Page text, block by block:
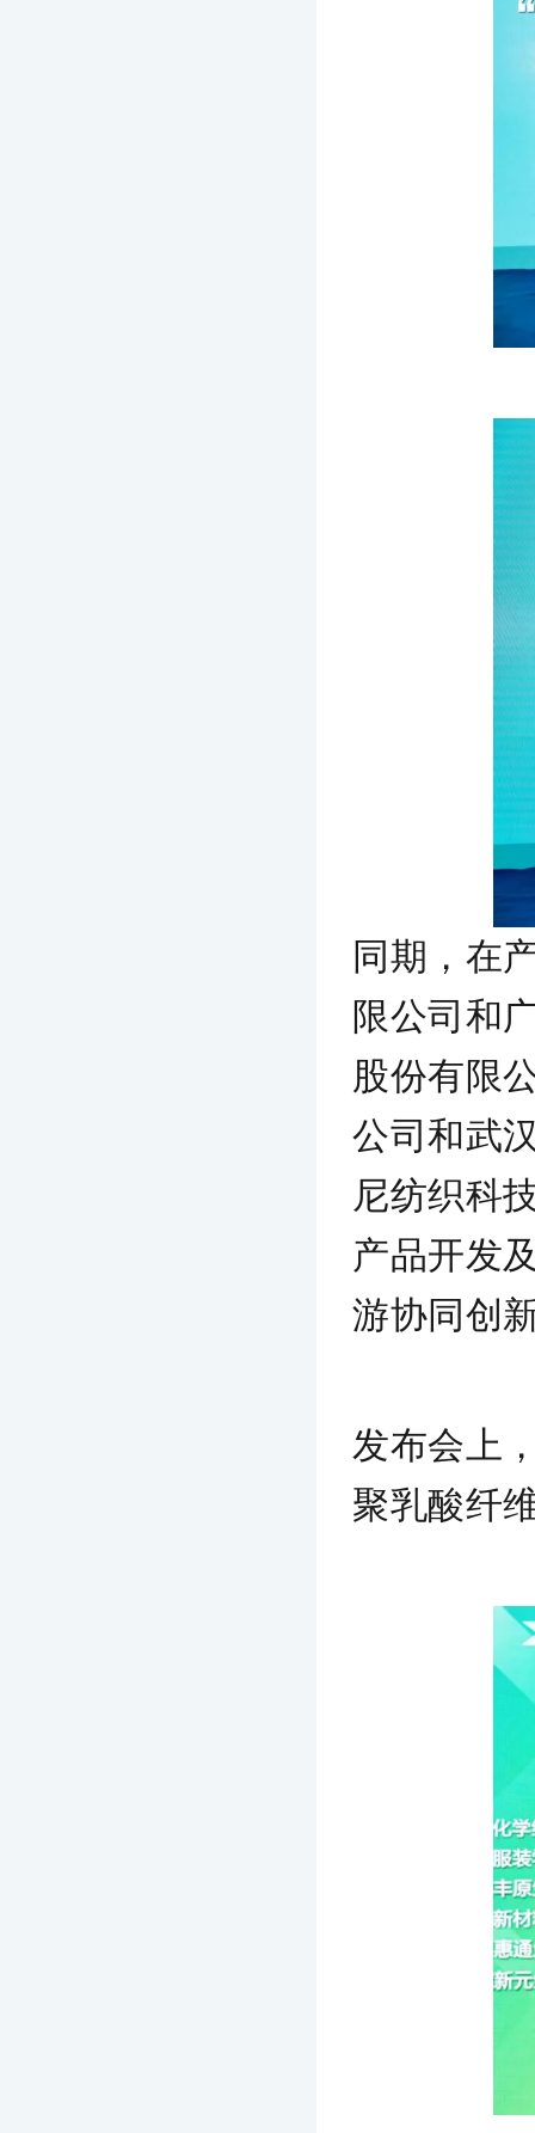
同期，在
限公司和
股份有限
公司和武
尼纺织科
产品开发
游协同创
发布会上
聚乳酸纤